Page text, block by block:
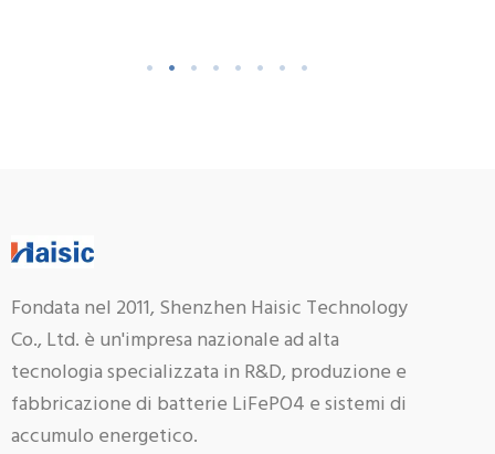
Fondata nel 2011, Shenzhen Haisic Technology
Co., Ltd. è un'impresa nazionale ad alta
tecnologia specializzata in R&D, produzione e
fabbricazione di batterie LiFePO4 e sistemi di
accumulo energetico.